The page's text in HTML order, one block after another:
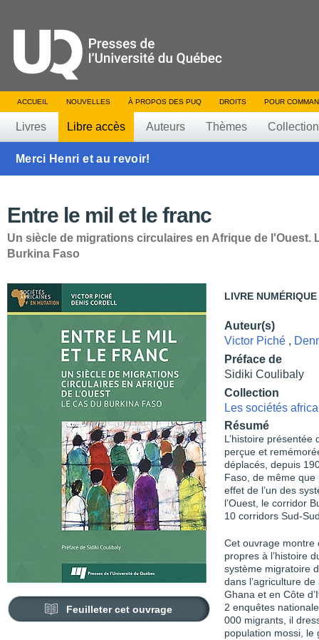
ACCUEIL NOUVELLES À PROPOS DES PUQ DROITS POUR
Livres Libre accès Auteurs Thèmes
Merci Henri et au revoir!
Entre le mil et le franc
Un siècle de migrations circulaires en Afrique de l'Ouest.
Burkina Faso
Feuilleter cet ouvrage
LIVRE NUMÉRIQUE
Auteur(s)
Victor Piché ,
Préface de
Sidiki Coulibaly
Collection
Les sociétés
Résumé
L’histoire
perçue et
déplacés, depuis
Faso, de même que
effet de l’un des
l’Ouest, le corridor
10 corridors Sud-
Cet ouvrage montre
propres à l’histoire
système migratoire
dans l’agriculture
Ghana et en Côte
2 enquêtes
000 migrants, il
population mossi, le